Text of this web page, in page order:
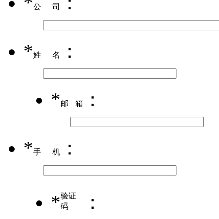
公司
*姓名 ：
*邮箱 ：
*手机 ：
*验证
码
：